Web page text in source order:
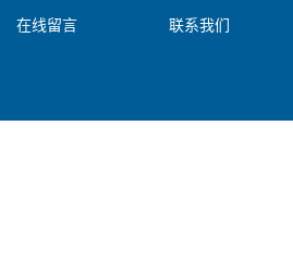
在线留言
联系我们